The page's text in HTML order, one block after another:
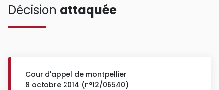
Décision attaquée
Cour d'appel de montpellier
8 octobre 2014 (n°12/06540)